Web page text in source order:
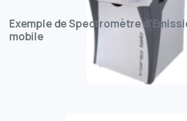
Exemple de Spectromètre
mobile